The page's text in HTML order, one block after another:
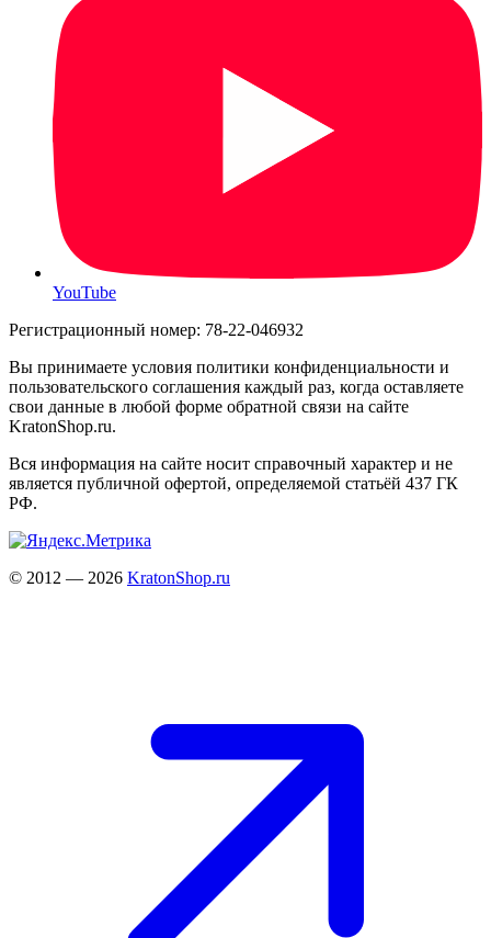
YouTube
Регистрационный номер: 78-22-046932
Вы принимаете условия политики конфиденциальности и
пользовательского соглашения каждый раз, когда оставляете
свои данные в любой форме обратной связи на сайте
KratonShop.ru.
Вся информация на сайте носит справочный характер и не
является публичной офертой, определяемой статьёй 437 ГК
РФ.
© 2012 — 2026 KratonShop.ru